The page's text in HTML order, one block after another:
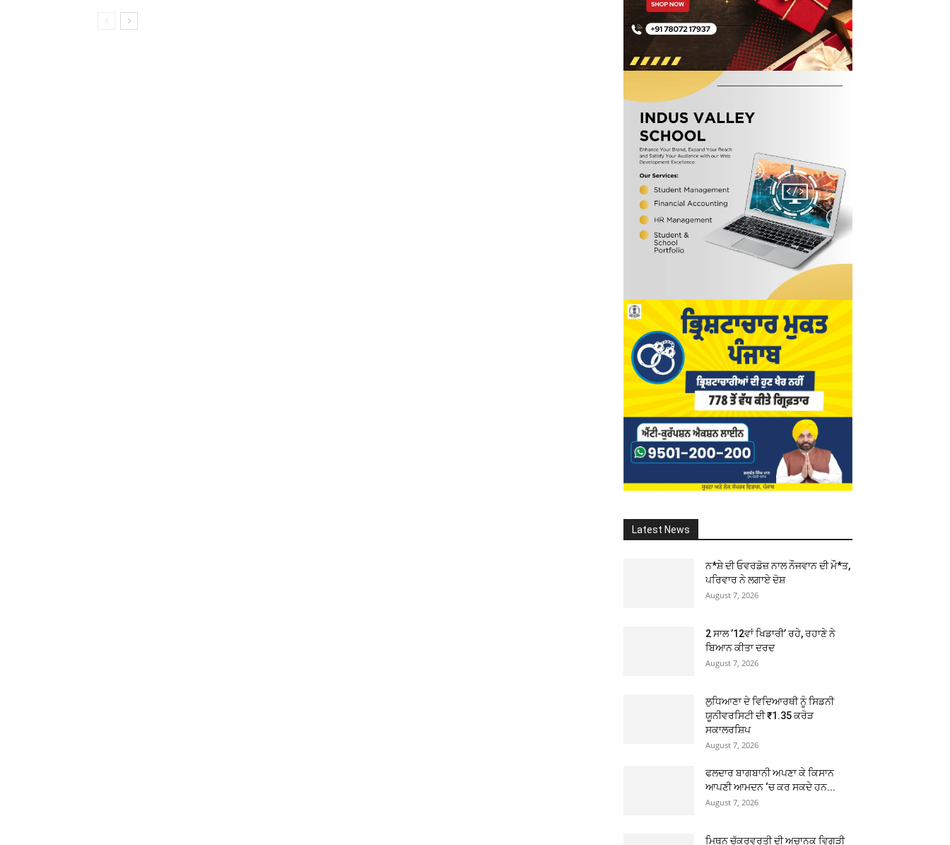
Latest News
ਨ*ਸ਼ੇ ਦੀ ਓਵਰਡੋਜ਼ ਨਾਲ ਨੌਜਵਾਨ ਦੀ ਮੌ*ਤ,
ਪਰਿਵਾਰ ਨੇ ਲਗਾਏ ਦੋਸ਼
August 7, 2026
2 ਸਾਲ ’12ਵਾਂ ਖਿਡਾਰੀ’ ਰਹੇ, ਰਹਾਣੇ ਨੇ
ਬਿਆਨ ਕੀਤਾ ਦਰਦ
August 7, 2026
ਲੁਧਿਆਣਾ ਦੇ ਵਿਦਿਆਰਥੀ ਨੂੰ ਸਿਡਨੀ
ਯੂਨੀਵਰਸਿਟੀ ਦੀ ₹1.35 ਕਰੋੜ
ਸਕਾਲਰਸ਼ਿਪ
August 7, 2026
ਫਲਦਾਰ ਬਾਗਬਾਨੀ ਅਪਣਾ ਕੇ ਕਿਸਾਨ
ਆਪਣੀ ਆਮਦਨ ‘ਚ ਕਰ ਸਕਦੇ ਹਨ...
August 7, 2026
ਮਿਥੁਨ ਚੱਕਰਵਰਤੀ ਦੀ ਅਚਾਨਕ ਵਿਗੜੀ